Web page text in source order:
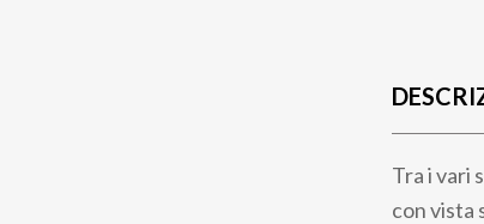
Tra i vari
con vista